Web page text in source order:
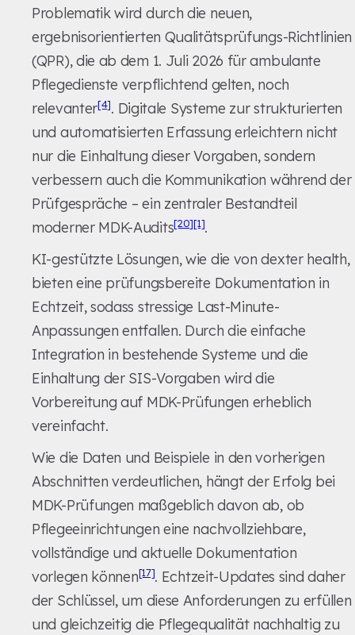
Problematik wird durch die neuen,
ergebnisorientierten Qualitätsprüfungs-Richtlinien
(QPR), die ab dem 1. Juli 2026 für ambulante
Pflegedienste verpflichtend gelten, noch
relevanter[4]. Digitale Systeme zur strukturierten
und automatisierten Erfassung erleichtern nicht
nur die Einhaltung dieser Vorgaben, sondern
verbessern auch die Kommunikation während der
Prüfgespräche – ein zentraler Bestandteil
moderner MDK-Audits[20][1].
KI-gestützte Lösungen, wie die von dexter health,
bieten eine prüfungsbereite Dokumentation in
Echtzeit, sodass stressige Last-Minute-
Anpassungen entfallen. Durch die einfache
Integration in bestehende Systeme und die
Einhaltung der SIS-Vorgaben wird die
Vorbereitung auf MDK-Prüfungen erheblich
vereinfacht.
Wie die Daten und Beispiele in den vorherigen
Abschnitten verdeutlichen, hängt der Erfolg bei
MDK-Prüfungen maßgeblich davon ab, ob
Pflegeeinrichtungen eine nachvollziehbare,
vollständige und aktuelle Dokumentation
vorlegen können[17]. Echtzeit-Updates sind daher
der Schlüssel, um diese Anforderungen zu erfüllen
und gleichzeitig die Pflegequalität nachhaltig zu